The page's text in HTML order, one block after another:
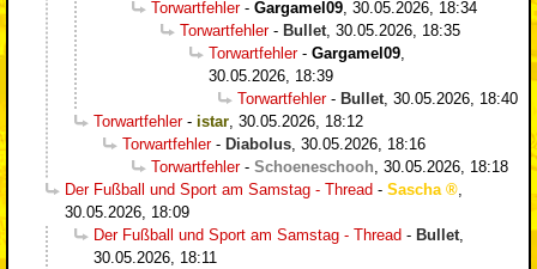
Torwartfehler- Gargamel09 30.05.2026, 18:34
Torwartfehler- Bullet 30.05.2026, 18:35
Torwartfehler- Gargamel09
30.05.2026, 18:39
Torwartfehler- Bullet 30.05.2026, 18:40
Torwartfehler- istar 30.05.2026, 18:12
Torwartfehler- Diabolus 30.05.2026, 18:16
Torwartfehler- Schoeneschooh 30.05.2026, 18:18
Der Fußball und Sport am Samstag - Thread - Sascha
30.05.2026, 18:09
Der Fußball und Sport am Samstag - Thread - Bullet
30.05.2026, 18:11